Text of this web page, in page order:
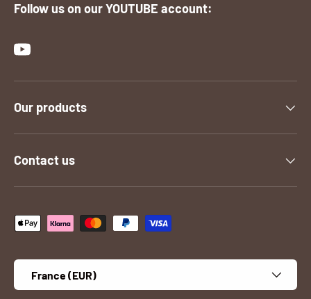
Follow us on our YOUTUBE account:
YouTube
Our products
Contact us
Payment methods accepted
Country/Region
France (EUR)